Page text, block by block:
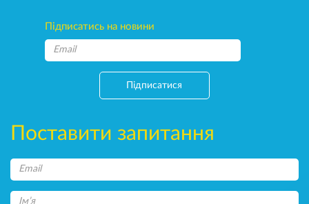
Підписатись на новини
Підписатися
Поставити запитання